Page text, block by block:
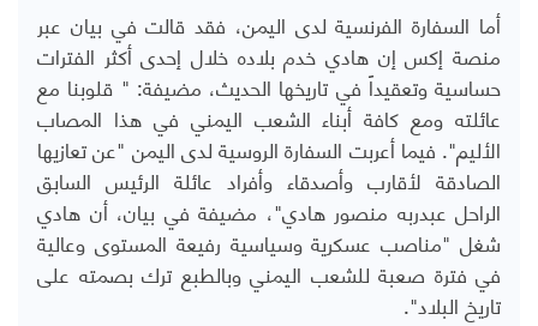
أما السفارة الفرنسية لدى اليمن، فقد قالت في بيان عبر
منصة إكس إن هادي خدم بلاده خلال إحدى أكثر الفترات
حساسية وتعقيداً في تاريخها الحديث، مضيفة: " قلوبنا مع
عائلته ومع كافة أبناء الشعب اليمني في هذا المصاب
الأليم". فيما أعربت السفارة الروسية لدى اليمن "عن تعازيها
الصادقة لأقارب وأصدقاء وأفراد عائلة الرئيس السابق
الراحل عبدربه منصور هادي"، مضيفة في بيان، أن هادي
شغل "مناصب عسكرية وسياسية رفيعة المستوى وعالية
في فترة صعبة للشعب اليمني وبالطبع ترك بصمته على
تاريخ البلاد".